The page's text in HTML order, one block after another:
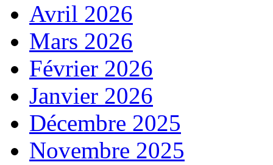
Avril 2026
Mars 2026
Février 2026
Janvier 2026
Décembre 2025
Novembre 2025